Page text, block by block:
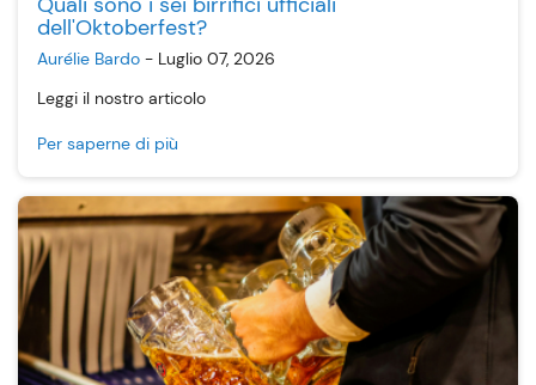
dell'Oktoberfest?
Aurélie Bardo - Luglio 07, 2026
Leggi il nostro articolo
Per saperne di più